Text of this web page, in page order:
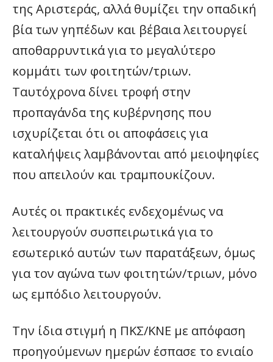
της Αριστεράς, αλλά θυμίζει την οπαδική
βία των γηπέδων και βέβαια λειτουργεί
αποθαρρυντικά για το μεγαλύτερο
κομμάτι των φοιτητών/τριων.
Ταυτόχρονα δίνει τροφή στην
προπαγάνδα της κυβέρνησης που
ισχυρίζεται ότι οι αποφάσεις για
καταλήψεις λαμβάνονται από μειοψηφίες
που απειλούν και τραμπουκίζουν.
Αυτές οι πρακτικές ενδεχομένως να
λειτουργούν συσπειρωτικά για το
εσωτερικό αυτών των παρατάξεων, όμως
για τον αγώνα των φοιτητών/τριων, μόνο
ως εμπόδιο λειτουργούν.
Την ίδια στιγμή η ΠΚΣ/ΚΝΕ με απόφαση
προηγούμενων ημερών έσπασε το ενιαίο